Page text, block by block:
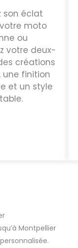
son éclat
moto
ou
votre deux-
créations
une finition
et un style
Montpellier